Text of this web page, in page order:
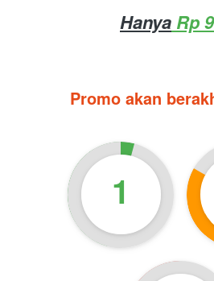
Hanya Rp
Promo akan
1